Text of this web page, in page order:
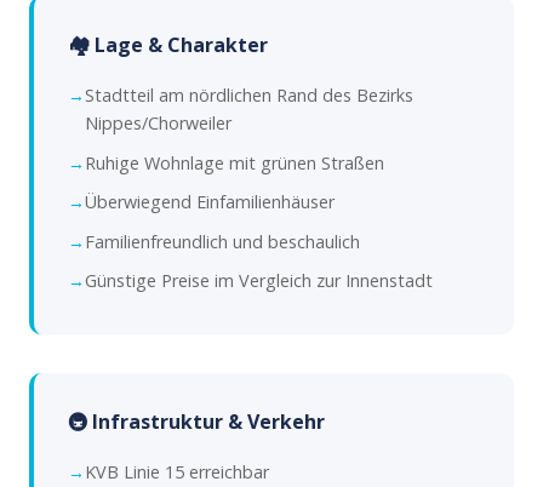
🏘️ Lage & Charakter
Stadtteil am nördlichen Rand des Bezirks
Nippes/Chorweiler
Ruhige Wohnlage mit grünen Straßen
Überwiegend Einfamilienhäuser
Familienfreundlich und beschaulich
Günstige Preise im Vergleich zur Innenstadt
🚇 Infrastruktur & Verkehr
KVB Linie 15 erreichbar